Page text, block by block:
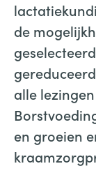
de
alle
en groeien